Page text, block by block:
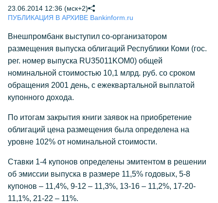
23.06.2014 12:36 (мск+2)
ПУБЛИКАЦИЯ В АРХИВЕ Bankinform.ru
Внешпромбанк выступил со-организатором
размещения выпуска облигаций Республики Коми (гос.
рег. номер выпуска RU35011KOM0) общей
номинальной стоимостью 10,1 млрд. руб. со сроком
обращения 2001 день, с ежеквартальной выплатой
купонного дохода.
По итогам закрытия книги заявок на приобретение
облигаций цена размещения была определена на
уровне 102% от номинальной стоимости.
Ставки 1-4 купонов определены эмитентом в решении
об эмиссии выпуска в размере 11,5% годовых, 5-8
купонов – 11,4%, 9-12 – 11,3%, 13-16 – 11,2%, 17-20-
11,1%, 21-22 – 11%.